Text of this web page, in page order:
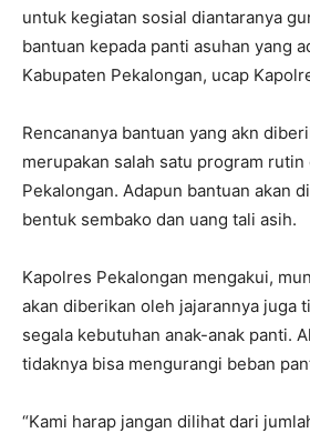
untuk kegiatan sosial diantaranya
bantuan kepada panti asuhan yang
Kabupaten Pekalongan, ucap
Rencananya bantuan yang akn
merupakan salah satu program rutin
Pekalongan. Adapun bantuan akan
bentuk sembako dan uang tali asih.
Kapolres Pekalongan mengakui,
akan diberikan oleh jajarannya juga
segala kebutuhan anak-anak panti.
tidaknya bisa mengurangi beban
“Kami harap jangan dilihat dari